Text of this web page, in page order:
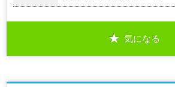
気になる